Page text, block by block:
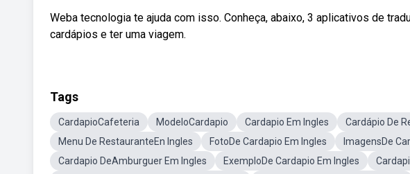
Weba tecnologia te ajuda com isso. Conheça, abaixo, 3 aplicativos de
cardápios e ter uma viagem.
Tags
CardapioCafeteria ModeloCardapio Cardapio Em Ingles Cardápio De
Menu De RestauranteEn Ingles
FotoDe Cardapio Em Ingles
ImagensDe
Cardapio DeAmburguer Em Ingles
ExemploDe Cardapio Em Ingles